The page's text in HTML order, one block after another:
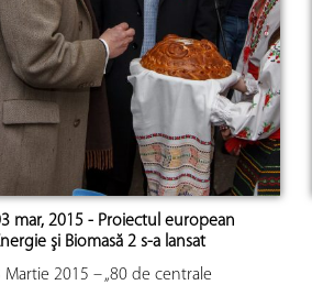
mar, 2015 - Proiectul european
şi Biomasă 2 s-a lansat
Martie 2015 – „80 de centrale